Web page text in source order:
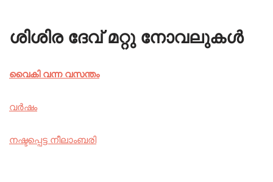
ശിശിര ദേവ് മറ്റു നോവലുകൾ
വൈകി വന്ന വസന്തം
വർഷം
നഷ്ടപ്പെട്ട നീലാംബരി